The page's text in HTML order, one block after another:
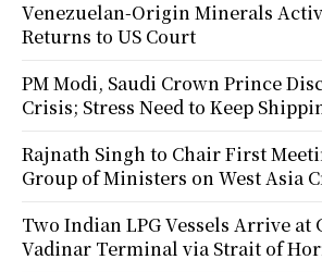
Venezuelan-Origin Minerals
Returns to US Court
PM Modi, Saudi Crown Prince
Crisis; Stress Need to Keep
Rajnath Singh to Chair First
Group of Ministers on West Asia
Two Indian LPG Vessels Arrive at
Vadinar Terminal via Strait of